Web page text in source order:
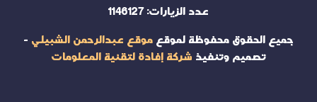
عدد الزيارات: 1146127
جميع الحقوق محفوظة لموقعموقع عبدالرحمن الشبيلي -
تصميم وتنفيذ شركة إفادة لتقنية المعلومات